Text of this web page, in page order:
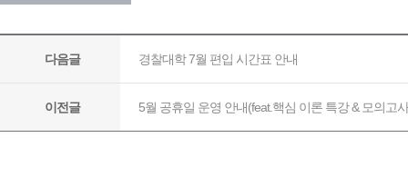
다음글 경찰대학 7월 편입 시간표 안내
이전글 5월 공휴일 운영 안내(feat.핵심 이론 특강 & 모의고